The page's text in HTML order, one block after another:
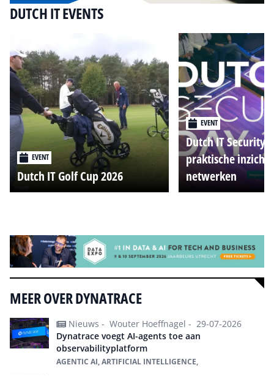
DUTCH IT EVENTS
EVENT
Dutch IT Golf Cup 2026
EVENT
Dutch IT Security
praktische
netwerken
MEER OVER DYNATRACE
Nieuws - Wouter Hoeffnagel - 29-07-2026
Dynatrace voegt AI-agents toe aan
observabilityplatform
AGENTIC AI, ARTIFICIAL INTELLIGENCE,